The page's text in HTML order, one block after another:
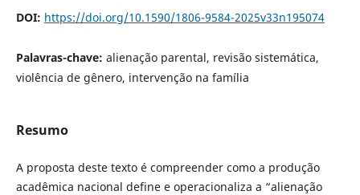
DOI: https://doi.org/10.1590/1806-9584-2025v33n195074
Palavras-chave: alienação parental, revisão sistemática,
violência de gênero, intervenção na família
Resumo
A proposta deste texto é compreender como a produção
acadêmica nacional define e operacionaliza a “alienação